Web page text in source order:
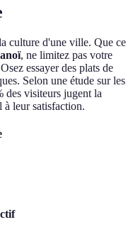
culture d'une ville. Que ce
, ne limitez pas votre
essayer des plats de
Selon une étude sur les
des visiteurs jugent la
à leur satisfaction.